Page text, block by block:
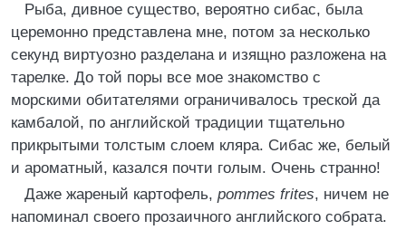
Рыба, дивное существо, вероятно сибас, была
церемонно представлена мне, потом за несколько
секунд виртуозно разделана и изящно разложена на
тарелке. До той поры все мое знакомство с
морскими обитателями ограничивалось треской да
камбалой, по английской традиции тщательно
прикрытыми толстым слоем кляра. Сибас же, белый
и ароматный, казался почти голым. Очень странно!
Даже жареный картофель, pommes frites, ничем не
напоминал своего прозаичного английского собрата.